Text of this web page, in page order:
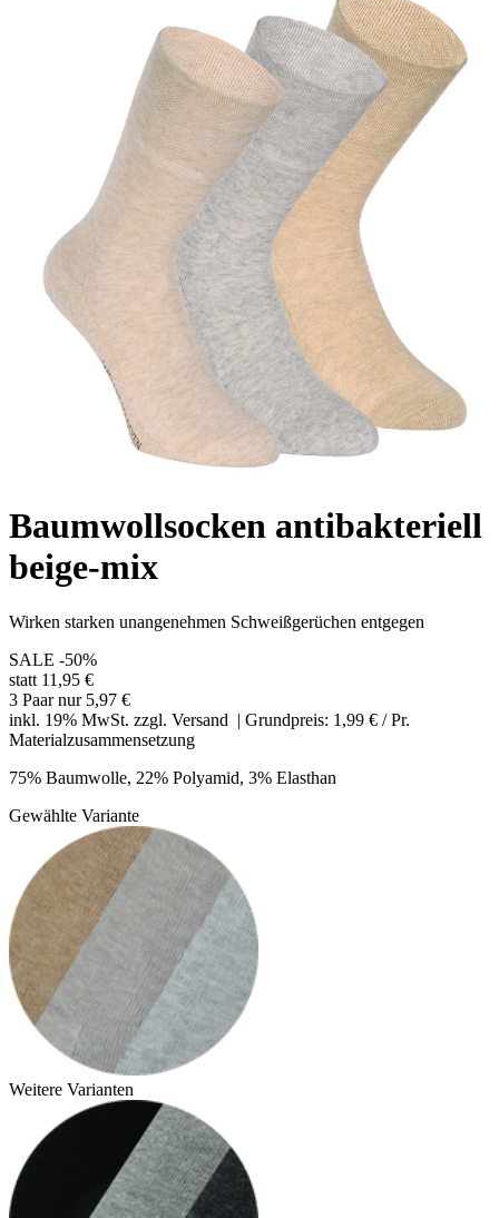
Baumwollsocken antibakteriell
beige-mix
Wirken starken unangenehmen Schweißgerüchen entgegen
SALE -50%
statt 11,95 €
3 Paar nur 5,97 €
inkl. 19% MwSt. zzgl. Versand | Grundpreis: 1,99 € / Pr.
Materialzusammensetzung
75% Baumwolle, 22% Polyamid, 3% Elasthan
Gewählte Variante
Weitere Varianten